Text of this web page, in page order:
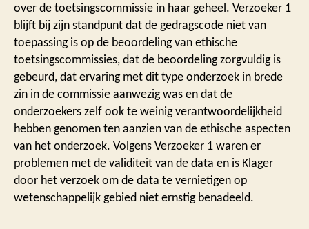
over de toetsingscommissie in haar geheel. Verzoeker 1
blijft bij zijn standpunt dat de gedragscode niet van
toepassing is op de beoordeling van ethische
toetsingscommissies, dat de beoordeling zorgvuldig is
gebeurd, dat ervaring met dit type onderzoek in brede
zin in de commissie aanwezig was en dat de
onderzoekers zelf ook te weinig verantwoordelijkheid
hebben genomen ten aanzien van de ethische aspecten
van het onderzoek. Volgens Verzoeker 1 waren er
problemen met de validiteit van de data en is Klager
door het verzoek om de data te vernietigen op
wetenschappelijk gebied niet ernstig benadeeld.